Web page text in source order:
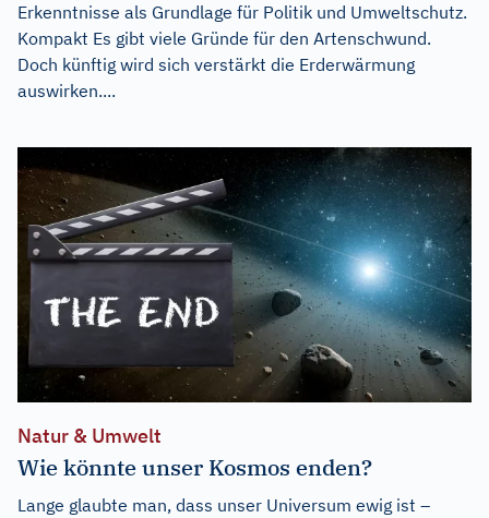
Erkenntnisse als Grundlage für Politik und Umweltschutz.
Kompakt Es gibt viele Gründe für den Artenschwund.
Doch künftig wird sich verstärkt die Erderwärmung
auswirken....
Natur & Umwelt
Wie könnte unser Kosmos enden?
Lange glaubte man, dass unser Universum ewig ist –